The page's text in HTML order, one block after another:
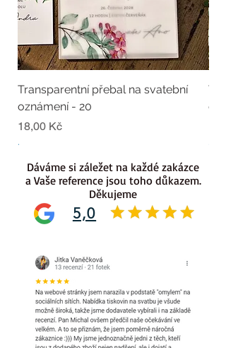
Transparentní přebal na svatební
oznámení - 20
Cena
18,00 Kč
.
5,0
Dáváme si záležet na každé zakázce
a Vaše reference jsou toho důkazem.
Děkujeme